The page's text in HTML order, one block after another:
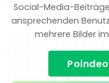
Social-Media-
ansprechenden
mehrere Bilder